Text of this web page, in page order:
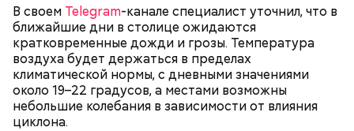
В своем Telegram-канале специалист уточнил, что в
ближайшие дни в столице ожидаются
кратковременные дожди и грозы. Температура
воздуха будет держаться в пределах
климатической нормы, с дневными значениями
около 19–22 градусов, а местами возможны
небольшие колебания в зависимости от влияния
циклона.
котором исполнялись новые сочинения столичных
авторов. Тогда звучала симфоническая, камерная,
хоровая, джазовая и народная музыка, а также
проводились специальные концерты для детей.